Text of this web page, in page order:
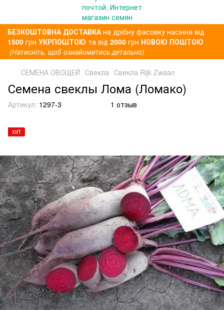
БЕЗКОШТОВНА ДОСТАВКАна дрібну фасовку насіння від
1500 грн УКРПОШТОЮ та від 2000 грн НОВОЮ ПОШТОЮ
(Натисніть, щоб ознайомитись детально)
СЕМЕНА ОВОЩЕЙ Свекла Свекла Rijk Zwaan
Семена свеклы Лома (Ломако)
Артикул: 1297-3 1 отзыв
ХИТ